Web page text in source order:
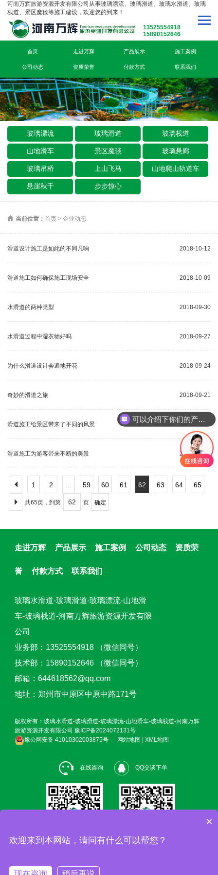
河南万辉旅游资源开发有限公司从事玻璃漂流、玻璃滑道、玻璃水滑道、玻璃
栈道、景区魔毯等施工建设，欢迎您的到来！
13525554918
15890152646
首页 走进万辉 产品展示 施工案例
公司动态 资质荣誉 付款方式 联系我们
玻璃漂流 玻璃滑道 玻璃栈道
山地滑车 景区魔毯 玻璃悬廊
玻璃吊桥 上山飞马 山地爬山轨道车
悬崖秋千 步步惊心
当前位置： 首页 > 企业动态
2018-10-12
滑道设计施工是如此的不同凡响
2018-10-09
滑道施工如何确保施工现场安全
2018-09-30
水滑道的两种类型
2018-09-27
水滑道过程中湿衣物好吗
2018-09-24
为什么滑道设计会遍地开花
2018-09-21
奇妙的滑道之旅
2018-09-18
滑道施工给景区带来了不同的风景
2018-09-15
滑道施工为游客带来不断的美景
1 2 59 60 61 62 63 64 65
共65页，到第 页 确定
走进万辉 产品展示 施工案例 公司动态 资质荣
誉 付款方式 联系我们
玻璃水滑道-玻璃滑道-玻璃漂流-山地滑
车-玻璃栈道-河南万辉旅游资源开发有限
公司
业务部：13525554918 （微信同号）
技术部：15890152646 （微信同号）
邮箱：644618562@qq.com
地址：郑州市中原区中原中路171号
版权所有：玻璃水滑道-玻璃滑道-玻璃漂流-山地滑车-玻璃栈道-河南万辉
旅游资源开发有限公司 豫ICP备2024072131号
豫公网安备 41010302003875号
网站地图 | XML地图
在线咨询 QQ交谈下单
可以介绍下你们的产品么
×
欢迎来到本网站，请问有什么可以帮您？